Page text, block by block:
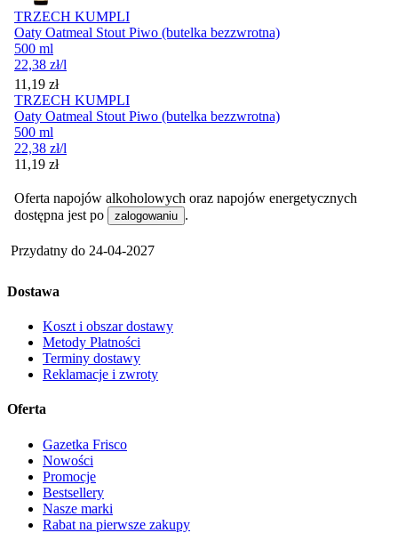
TRZECH KUMPLI
Oaty Oatmeal Stout Piwo (butelka bezzwrotna)
500 ml
22,38 zł/l
Cena
11,19 zł
TRZECH KUMPLI
Oaty Oatmeal Stout Piwo (butelka bezzwrotna)
500 ml
22,38 zł/l
Cena
11,19 zł
Oferta napojów alkoholowych oraz napojów energetycznych
dostępna jest po
zalogowaniu .
Przydatny do 24-04-2027
Dostawa
Koszt i obszar dostawy
Metody Płatności
Terminy dostawy
Reklamacje i zwroty
Oferta
Gazetka Frisco
Nowości
Promocje
Bestsellery
Nasze marki
Rabat na pierwsze zakupy